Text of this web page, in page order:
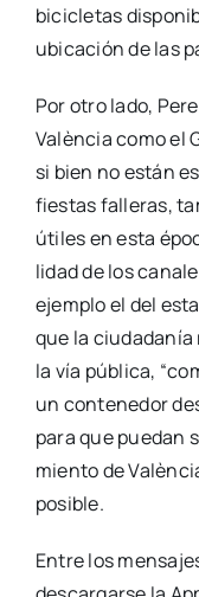
bici­cle­tas
ubi­ca­ción de las
Por otro lado,
Va­lèn­cia como el
si bien no están
fies­tas falle­ras,
úti­les en esta
li­dad de los
ejem­plo el del
que la
la vía públi­ca,
un con­te­ne­dor
para que pue­dan
mien­to de
posi­ble.
Entre los